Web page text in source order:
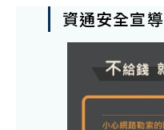
資通安全宣導